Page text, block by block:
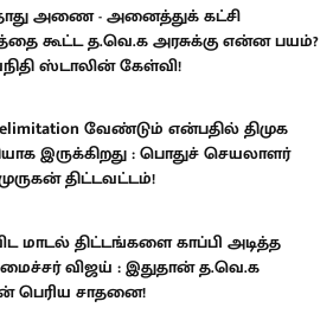
அணை - அனைத்துக் கட்சி
கூட்ட த.வெ.க அரசுக்கு என்ன பயம்?
ஸ்டாலின் கேள்வி!
வேண்டும் என்பதில் திமுக
இருக்கிறது : பொதுச் செயலாளர்
திட்டவட்டம்!
மாடல் திட்டங்களை காப்பி அடித்த
விஜய் : இதுதான் த.வெ.க
பெரிய சாதனை!